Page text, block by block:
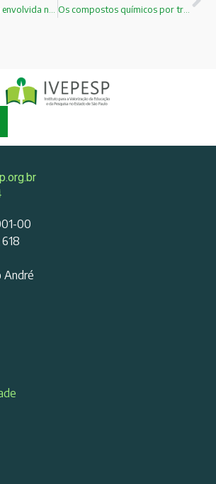
Os compostos químicos por trás do aroma das flores!
00
André